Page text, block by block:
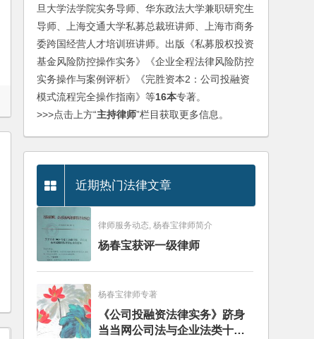
旦大学法学院实务导师、华东政法大学兼职研究生
导师、上海交通大学私募总裁班讲师、上海市商务
委跨国经营人才培训班讲师。出版《私募股权投资
基金风险防控操作实务》《企业全程法律风险防控
实务操作与案例评析》《完胜资本2：公司投融资
模式流程完全操作指南》等16本专著。
>>>点击上方“主持律师”栏目获取更多信息。
近期热门法律文章
律师服务动态, 杨春宝律师简介
杨春宝获评一级律师
杨春宝律师专著
《公司投融资法律实务》跻身
当当网公司法与企业法类十大